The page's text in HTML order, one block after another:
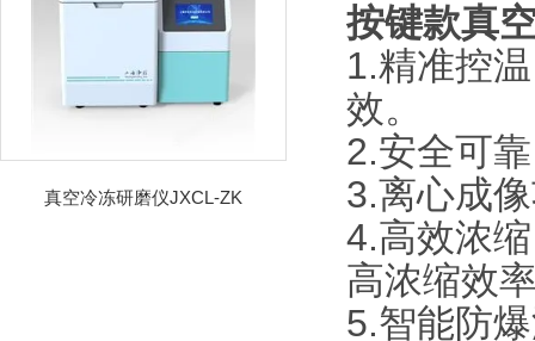
真空冷冻研磨仪JXCL-ZK
按键款真
1.精准控
效。
2.安全可
3.离心成
4.高效浓
高浓缩效
5.智能防